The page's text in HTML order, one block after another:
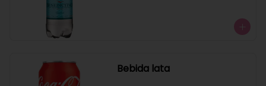
Bebida lata